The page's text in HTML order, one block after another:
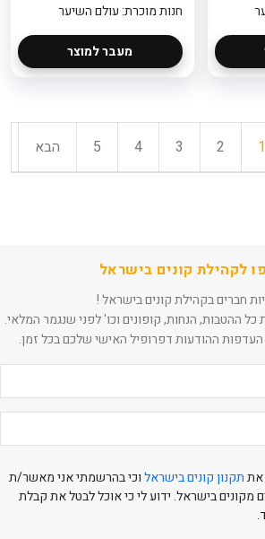
חנות מוכרת: עולם השיער
מעבר למוצר
1
2
3
4
5 הבא
לקהילת קונים בישראל
חברים בקהילת קונים בישראל !
ההטבות, הנחות, קופונים וכו' לפני שנגמר המלאי.
ההודעות דפרופיל האישי שלכם בכל זמן.
אתתקנון קונים בישראלוכי בהרשמתי אני מאשר/ת
מקונים בישראל. ידוע לי כי אוכל לבטל את קבלת